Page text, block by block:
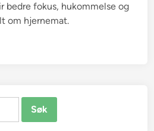
bedre fokus, hukommelse og
om hjernemat.